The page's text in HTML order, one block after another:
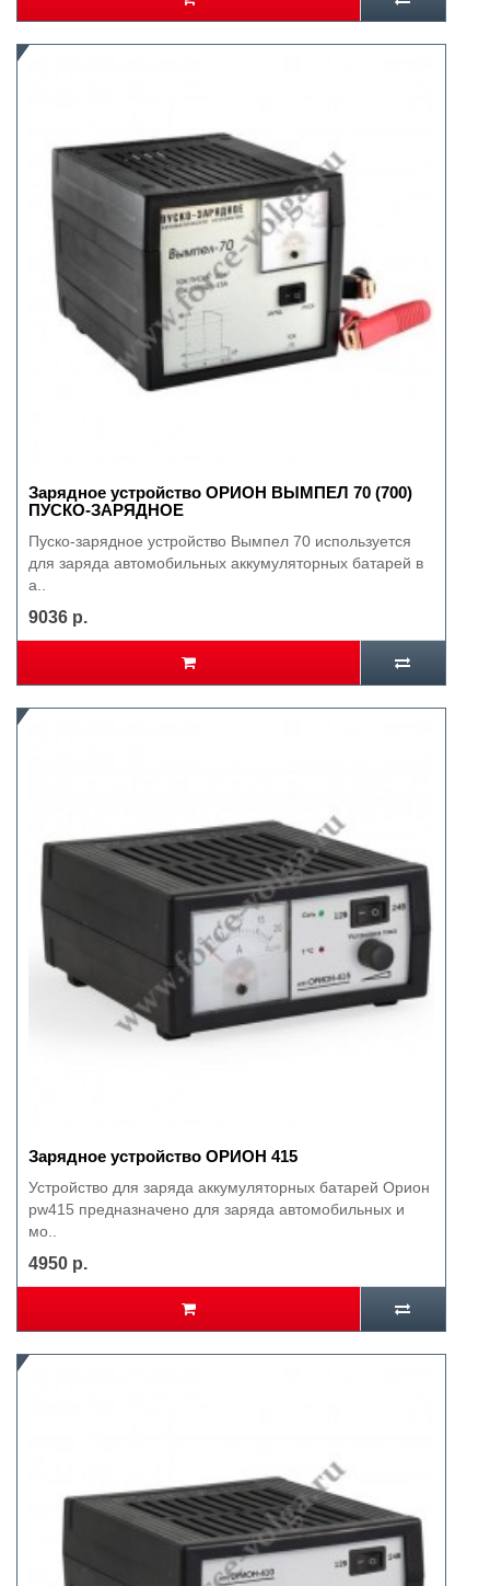
Зарядное устройство ОРИОН ВЫМПЕЛ 70 (700)
ПУСКО-ЗАРЯДНОЕ
Пуско-зарядное устройство Вымпел 70 используется
для заряда автомобильных аккумуляторных батарей в
а..
9036 р.
Зарядное устройство ОРИОН 415
Устройство для заряда аккумуляторных батарей Орион
pw415 предназначено для заряда автомобильных и
мо..
4950 р.